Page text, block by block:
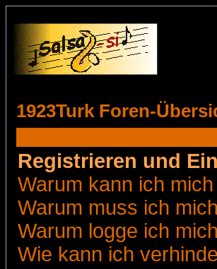
1923Turk Foren-
Registrieren und
Warum kann ich
Warum muss ich
Warum logge ich
Wie kann ich